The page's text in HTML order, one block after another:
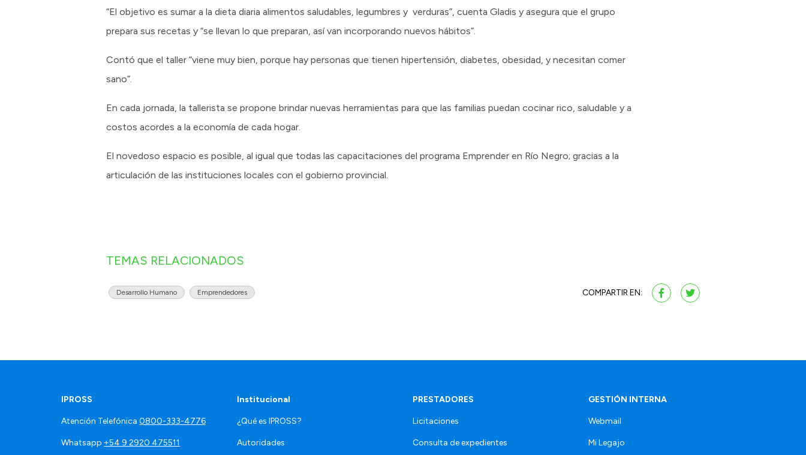
“El objetivo es sumar a la dieta diaria alimentos saludables, legumbres y verduras”, cuenta Gladis y asegura que el grupo
prepara sus recetas y “se llevan lo que preparan, así van incorporando nuevos hábitos”.
Contó que el taller “viene muy bien, porque hay personas que tienen hipertensión, diabetes, obesidad, y necesitan comer
sano”.
En cada jornada, la tallerista se propone brindar nuevas herramientas para que las familias puedan cocinar rico, saludable y a
costos acordes a la economía de cada hogar.
El novedoso espacio es posible, al igual que todas las capacitaciones del programa Emprender en Río Negro; gracias a la
articulación de las instituciones locales con el gobierno provincial.
TEMAS RELACIONADOS
Desarrollo Humano Emprendedores COMPARTIR EN:
IPROSS
Atención Telefónica 0800-333-4776
Whatsapp +54 9 2920 475511
Institucional
¿Qué es IPROSS?
Autoridades
PRESTADORES
Licitaciones
Consulta de expedientes
GESTIÓN INTERNA
Webmail
Mi Legajo